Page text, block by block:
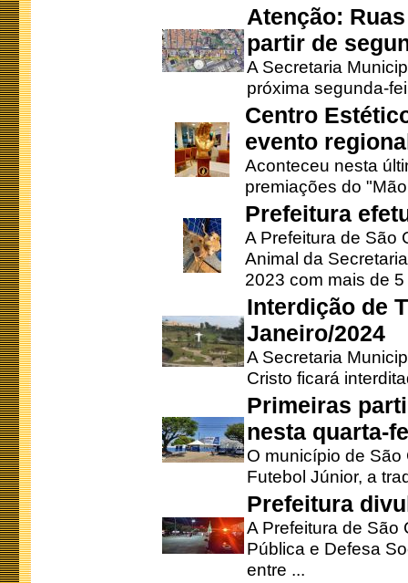
Atenção:
partir de
A Secretaria
próxima segunda-
Centro
evento
Aconteceu nesta
premiações do
Prefeitura
A Prefeitura de São
Animal da
2023 com mais de 5
Interdição de
Janeiro/2024
A Secretaria
Cristo ficará
Primeiras
nesta quarta-
O município de
Futebol Júnior, a
Prefeitura
A Prefeitura de São
Pública e Defesa
entre ...